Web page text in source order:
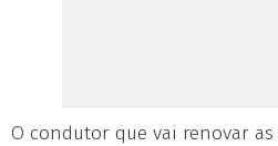
O condutor que vai renovar